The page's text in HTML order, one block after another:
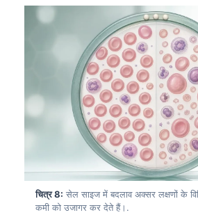
चित्र 8: सेल साइज में बदलाव अक्सर लक्षणों के
कमी को उजागर कर देते हैं।.
Polski
한국어
Slovenščina
Magyar
Shqip
বাংলা